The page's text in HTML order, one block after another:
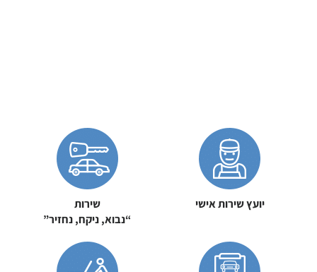
יועץ שירות אישי
שירות
“נבוא, ניקח, נחזיר”